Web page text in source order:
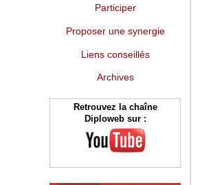
Participer
Proposer une synergie
Liens conseillés
Archives
Retrouvez la chaîne
Diploweb sur :